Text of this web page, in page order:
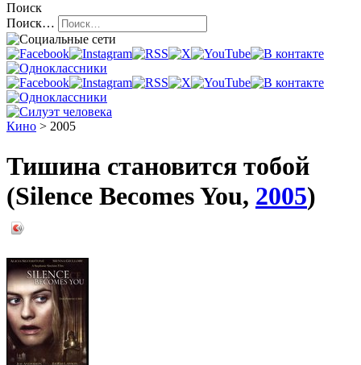
Поиск
Поиск…
Кино > 2005
Тишина становится тобой
(Silence Becomes You, 2005)